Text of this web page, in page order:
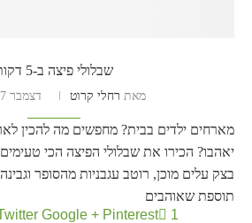
שבלולי פיצה ב-5 דקות
מאת רחלי קרוט דצמבר 27, 2018
מארחים ילדים בבית? מחפשים מה להכין
יאהבו? הכירו את שבלולי הפיצה הכי
בצק עלים מוכן, רוטב עגבניות מהסופר
תוספת שאוהבים
1
Google + Pinterest